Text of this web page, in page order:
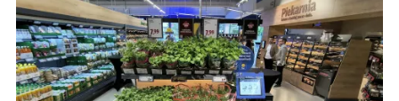
Zostaw swoje komentarze
Imię (Wymagane)
Anuluj